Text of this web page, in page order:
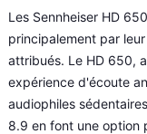
Les Sennheiser HD
principalement par
attribués. Le HD 650,
expérience d'écoute
audiophiles
8.9 en font une option